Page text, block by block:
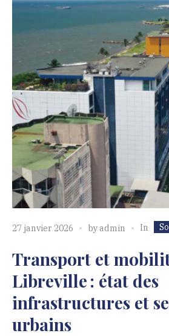
27 janvier 2026 byadmin In
Transport et
Libreville : état des
infrastructures et
urbains